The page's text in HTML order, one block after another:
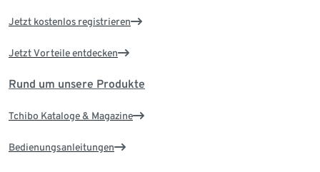
Jetzt kostenlos registrieren
Jetzt Vorteile entdecken
Rund um unsere Produkte
Tchibo Kataloge & Magazine
Bedienungsanleitungen